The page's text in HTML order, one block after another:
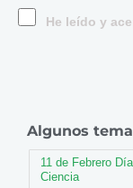
He leído y
Algunos
11 de Febrero
Ciencia